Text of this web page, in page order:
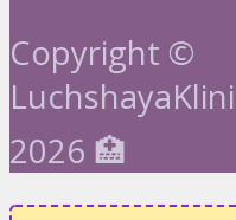
Copyright ©
2026 🏥